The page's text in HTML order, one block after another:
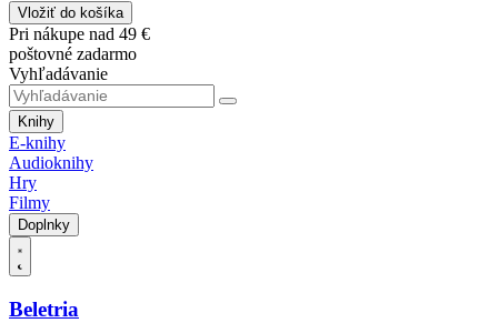
Vložiť do košíka
Pri nákupe nad 49 €
poštovné zadarmo
Vyhľadávanie
Knihy
E-knihy
Audioknihy
Hry
Filmy
Doplnky
Beletria